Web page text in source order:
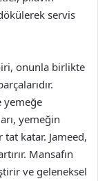
servis
onunla birlikte
yemeğe
yemeğin
katar. Jameed,
Mansafın
ve geleneksel